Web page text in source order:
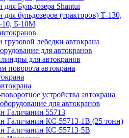
для Бульдозера Shantui
для бульдозеров (тракторов) Т-130,
10, Б-10М
грузовой лебедки автокрана
для автокранов
для автокранов
поворота автокрана
устройства автокрана
для автокранов
Галичанин 55713
Галичанин КС-55713-1В (25 тонн)
Галичанин КС-55713-5В